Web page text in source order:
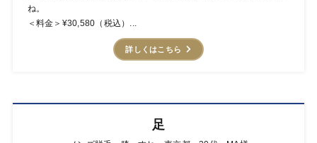
ね。
＜料金＞¥30,580（税込）...
詳しくはこちら
足